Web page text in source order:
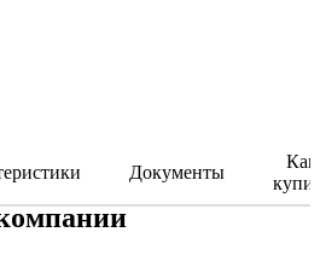
Документы
Как